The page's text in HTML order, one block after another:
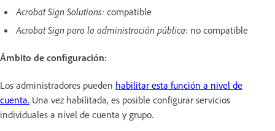
Acrobat Sign Solutions: compatible
Acrobat Sign para la administración pública: no compatible
Ámbito de configuración:
Los administradores pueden habilitar esta función a nivel de
cuenta. Una vez habilitada, es posible configurar servicios
individuales a nivel de cuenta y grupo.